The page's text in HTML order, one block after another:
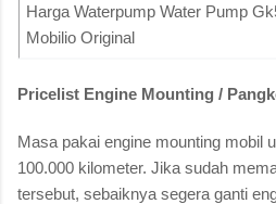
Harga Waterpump Water Pump
Mobilio Original
Pricelist Engine Mounting /
Masa pakai engine mounting mobil
100.000 kilometer. Jika sudah
tersebut, sebaiknya segera ganti